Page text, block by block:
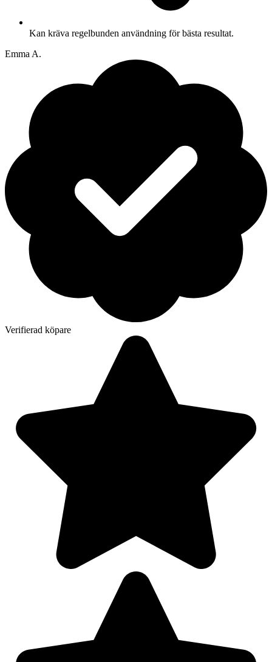
Kan kräva regelbunden användning för bästa resultat.
Emma A.
Verifierad köpare